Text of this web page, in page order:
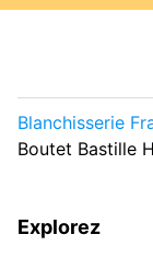
Blanchisserie
Boutet Bastille
Explorez